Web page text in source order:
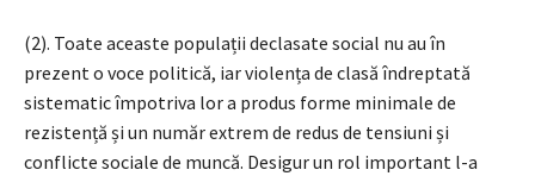
(2). Toate aceaste populații declasate social nu au în
prezent o voce politică, iar violența de clasă îndreptată
sistematic împotriva lor a produs forme minimale de
rezistență și un număr extrem de redus de tensiuni și
conflicte sociale de muncă. Desigur un rol important l-a